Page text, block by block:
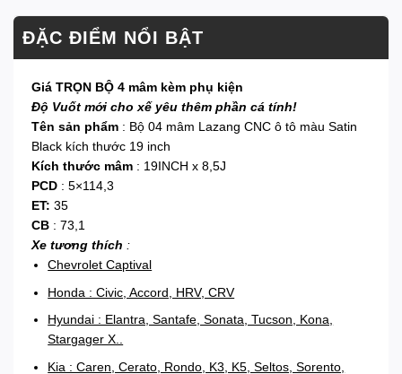
ĐẶC ĐIỂM NỔI BẬT
Giá TRỌN BỘ 4 mâm kèm phụ kiện
Độ Vuốt mới cho xế yêu thêm phần cá tính!
Tên sản phẩm : Bộ 04 mâm Lazang CNC ô tô màu Satin
Black kích thước 19 inch
Kích thước mâm : 19INCH x 8,5J
PCD : 5×114,3
ET: 35
CB : 73,1
Xe tương thích :
Chevrolet Captival
Honda : Civic, Accord, HRV, CRV
Hyundai : Elantra, Santafe, Sonata, Tucson, Kona,
Stargager X..
Kia : Caren, Cerato, Rondo, K3, K5, Seltos, Sorento,